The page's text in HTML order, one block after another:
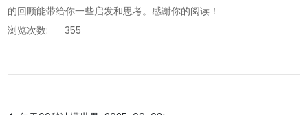
的回顾能带给你一些启发和思考。感谢你的阅读！
浏览次数:
355